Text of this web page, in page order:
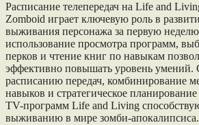
Расписание телепередач на Life and
Zomboid играет ключевую роль в
выживания персонажа за первую
использование просмотра программ,
перков и чтение книг по навыкам
эффективно повышать уровень умений.
расписанию передач, комбинирование
навыков и стратегическое
TV-программ Life and Living
выживанию в мире зомби-апокалипсиса.